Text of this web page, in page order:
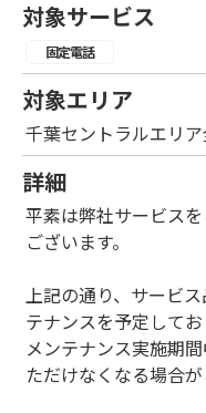
対象サービス
固定電話
対象エリア
千葉セントラルエリ
詳細
平素は弊社サービス
ございます。
上記の通り、サービ
テナンスを予定してお
メンテナンス実施期
ただけなくなる場合が